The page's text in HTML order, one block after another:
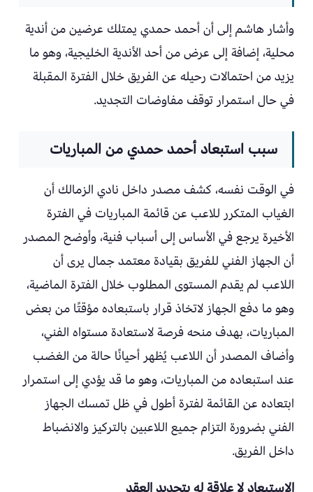
وأشار هاشم إلى أن أحمد حمدي يمتلك عرضين من أندية
محلية، إضافة إلى عرض من أحد الأندية الخليجية، وهو ما
يزيد من احتمالات رحيله عن الفريق خلال الفترة المقبلة
في حال استمرار توقف مفاوضات التجديد.
سبب استبعاد أحمد حمدي من المباريات
في الوقت نفسه، كشف مصدر داخل نادي الزمالك أن
الغياب المتكرر للاعب عن قائمة المباريات في الفترة
الأخيرة يرجع في الأساس إلى أسباب فنية، وأوضح المصدر
أن الجهاز الفني للفريق بقيادة معتمد جمال يرى أن
اللاعب لم يقدم المستوى المطلوب خلال الفترة الماضية،
وهو ما دفع الجهاز لاتخاذ قرار باستبعاده مؤقتًا من بعض
المباريات، بهدف منحه فرصة لاستعادة مستواه الفني،
وأضاف المصدر أن اللاعب يُظهر أحيانًا حالة من الغضب
عند استبعاده من المباريات، وهو ما قد يؤدي إلى استمرار
ابتعاده عن القائمة لفترة أطول في ظل تمسك الجهاز
الفني بضرورة التزام جميع اللاعبين بالتركيز والانضباط
داخل الفريق.
الاستبعاد لا علاقة له بتجديد العقد